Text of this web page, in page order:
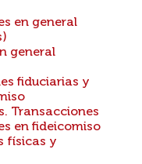
en general
general
fiduciarias y
Transacciones
en fideicomiso
físicas y